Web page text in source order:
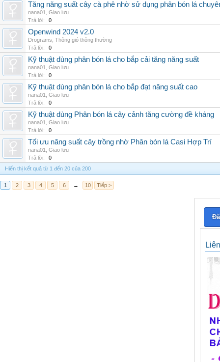
Tăng năng suất cây cà phê nhờ sử dụng phân bón lá
nana01
Giao lưu
Trả lời:
0
Openwind 2024 v2.0
Drograms Thông gió thông thường
Trả lời:
0
Kỹ thuật dùng phân bón lá cho bắp cải tăng năng suất
nana01
Giao lưu
Trả lời:
0
Kỹ thuật dùng phân bón lá cho bắp đạt năng suất cao
nana01
Giao lưu
Trả lời:
0
Kỹ thuật dùng Phân bón lá cây cảnh tăng cường đề kháng
nana01
Giao lưu
Trả lời:
0
Tối ưu năng suất cây trồng nhờ Phân bón lá Casi Hợp Trí
nana01
Giao lưu
Trả lời:
0
Hiển thị kết quả từ 1 đến 20 của 200
1 2 3 4 5 6 → 10 Tiếp >